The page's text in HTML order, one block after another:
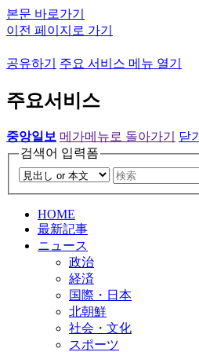
본문 바로가기
이전 페이지로 가기
공유하기 주요 서비스 메뉴 열기
주요서비스
중앙일보 메가메뉴로 돌아가기
닫기
검색어 입력폼
HOME
最新記事
ニュース
政治
経済
国際・日本
北朝鮮
社会・文化
スポーツ